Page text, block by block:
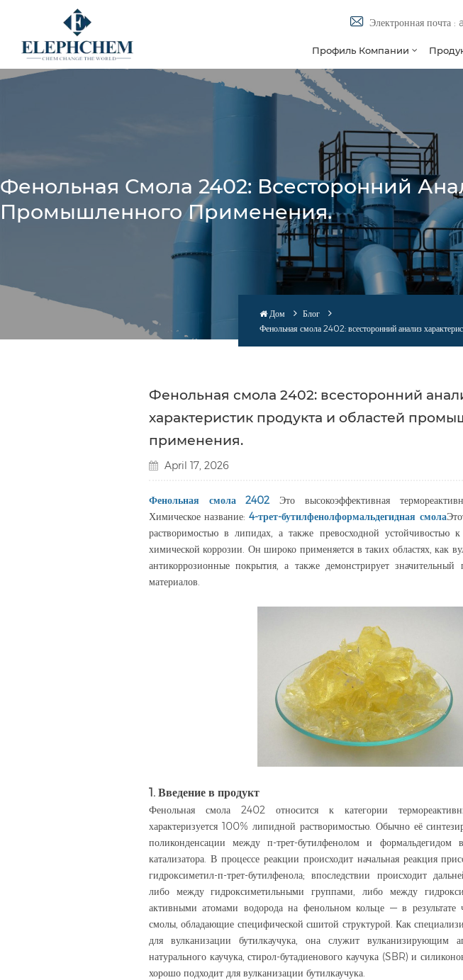
Электронная
Профиль Компании
Фенольная Смола 2402: Всесторонний
Промышленного Применения.
Дом
Блог
Фенольная смола 2402: всесторонний анализ
Фенольная смола 2402: всесторонний
характеристик продукта и областей
применения.
April 17, 2026
Фенольная смола 2402 Это высокоэффективная
Химическое название:4-трет-бутилфенолформальдегидная смола
растворимостью в липидах, а также превосходной устойчивостью
химической коррозии. Он широко применяется в таких областях, как
антикоррозионные покрытия, а также демонстрирует
материалов.
1. Введение в продукт
Фенольная смола 2402 относится к категории
характеризуется 100% липидной растворимостью. Обычно её
поликонденсации между п-трет-бутилфенолом и формальдегидом
катализатора. В процессе реакции происходит начальная реакция
гидроксиметил-п-трет-бутилфенола; впоследствии происходит
либо между гидроксиметильными группами, либо между
активными атомами водорода на фенольном кольце — в результате
смолы, обладающие специфической сшитой структурой. Как
для вулканизации бутилкаучука, она служит вулканизирующим
натурального каучука, стирол-бутадиенового каучука (SBR) и
хорошо подходит для вулканизации бутилкаучука.